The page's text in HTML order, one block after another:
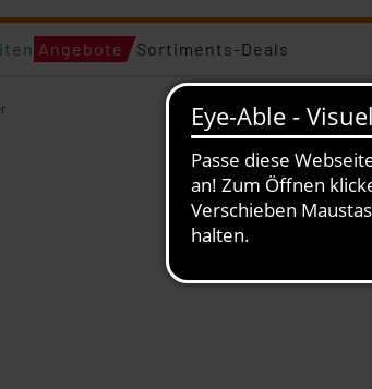
Angebote Sortiments-Deals